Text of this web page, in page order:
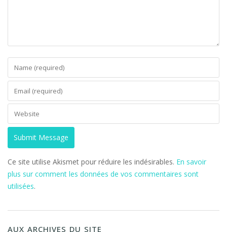
Ce site utilise Akismet pour réduire les indésirables. En savoir
plus sur comment les données de vos commentaires sont
utilisées.
AUX ARCHIVES DU SITE